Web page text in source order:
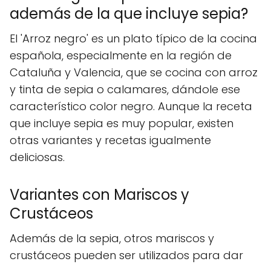
además de la que incluye sepia?
El 'Arroz negro' es un plato típico de la cocina
española, especialmente en la región de
Cataluña y Valencia, que se cocina con arroz
y tinta de sepia o calamares, dándole ese
característico color negro. Aunque la receta
que incluye sepia es muy popular, existen
otras variantes y recetas igualmente
deliciosas.
Variantes con Mariscos y
Crustáceos
Además de la sepia, otros mariscos y
crustáceos pueden ser utilizados para dar